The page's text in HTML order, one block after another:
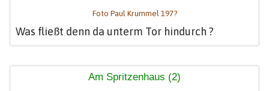
Foto Paul Krummel 197?
Was fließt denn da unterm Tor hindurch ?
Am Spritzenhaus (2)